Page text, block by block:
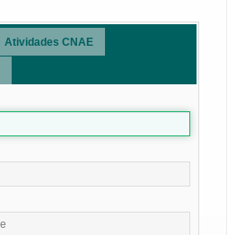
Atividades CNAE